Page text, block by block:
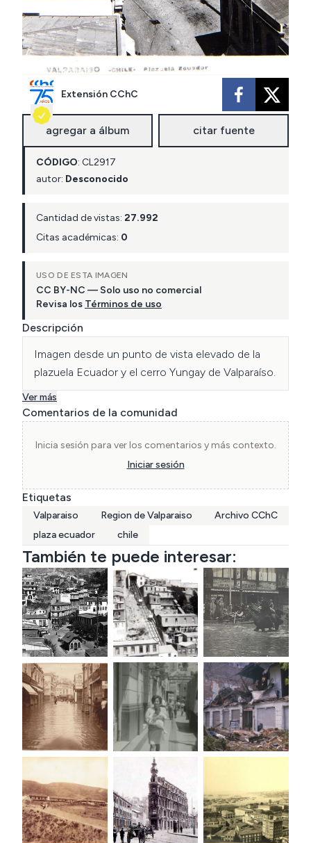
Extensión CChC
agregar a álbum citar fuente
CÓDIGO: CL2917
autor: Desconocido
Cantidad de vistas: 27.992
Citas académicas: 0
USO DE ESTA IMAGEN
CC BY-NC — Solo uso no comercial
Revisa los Términos de uso
Descripción
Imagen desde un punto de vista elevado de la
plazuela Ecuador y el cerro Yungay de Valparaíso.
Ver más
Comentarios de la comunidad
Inicia sesión para ver los comentarios y más contexto.
Iniciar sesión
Etiquetas
Valparaiso Region de Valparaiso
Archivo CChC
plaza ecuador
chile
También te puede interesar: